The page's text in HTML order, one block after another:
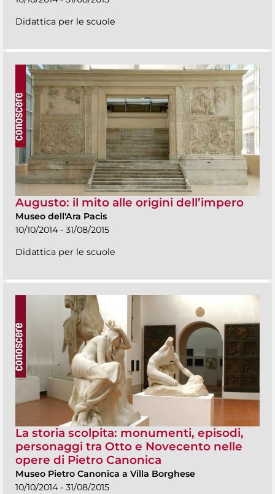
Didattica per le scuole
Augusto: il mito alle origini dell’impero
Museo dell'Ara Pacis
10/10/2014 - 31/08/2015
Didattica per le scuole
La storia scolpita: monumenti, episodi,
personaggi tra Otto e Novecento nelle
opere di Pietro Canonica
Museo Pietro Canonica a Villa Borghese
10/10/2014 - 31/08/2015